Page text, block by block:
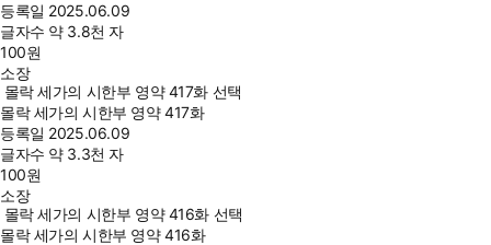
등록일 2025.06.09
글자수 약 3.8천 자
100원
소장
몰락 세가의 시한부 영약 417화 선택
몰락 세가의 시한부 영약 417화
등록일 2025.06.09
글자수 약 3.3천 자
100원
소장
몰락 세가의 시한부 영약 416화 선택
몰락 세가의 시한부 영약 416화